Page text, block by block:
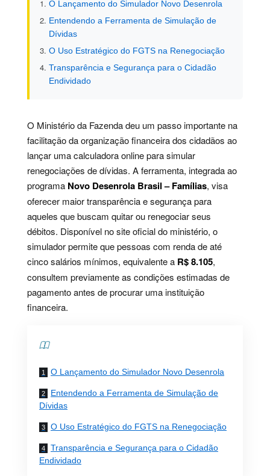
O Lançamento do Simulador Novo Desenrola
Entendendo a Ferramenta de Simulação de
Dívidas
O Uso Estratégico do FGTS na Renegociação
Transparência e Segurança para o Cidadão
Endividado
O Ministério da Fazenda deu um passo importante na
facilitação da organização financeira dos cidadãos ao
lançar uma calculadora online para simular
renegociações de dívidas. A ferramenta, integrada ao
programa Novo Desenrola Brasil – Famílias, visa
oferecer maior transparência e segurança para
aqueles que buscam quitar ou renegociar seus
débitos. Disponível no site oficial do ministério, o
simulador permite que pessoas com renda de até
cinco salários mínimos, equivalente a R$ 8.105,
consultem previamente as condições estimadas de
pagamento antes de procurar uma instituição
financeira.
O Lançamento do Simulador Novo Desenrola
Entendendo a Ferramenta de Simulação de
Dívidas
O Uso Estratégico do FGTS na Renegociação
Transparência e Segurança para o Cidadão
Endividado